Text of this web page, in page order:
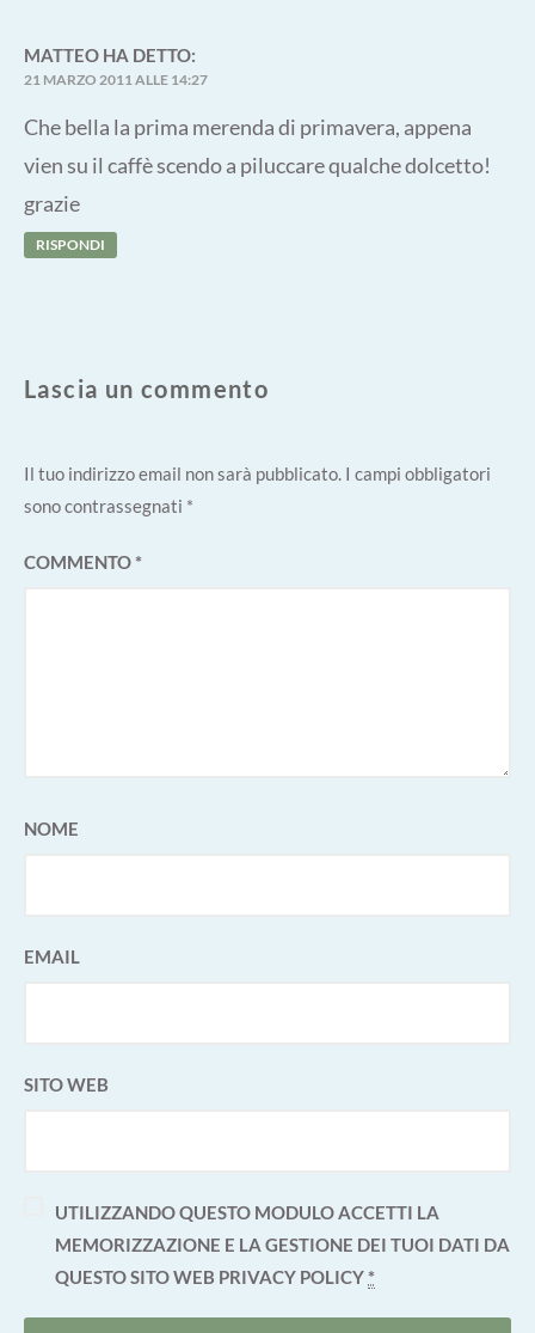
MATTEO HA DETTO:
21 MARZO 2011 ALLE 14:27
Che bella la prima merenda di primavera, appena
vien su il caffè scendo a piluccare qualche dolcetto!
grazie
RISPONDI
Lascia un commento
Il tuo indirizzo email non sarà pubblicato. I campi obbligatori
sono contrassegnati *
COMMENTO*
NOME
EMAIL
SITO WEB
UTILIZZANDO QUESTO MODULO ACCETTI LA
MEMORIZZAZIONE E LA GESTIONE DEI TUOI DATI DA
QUESTO SITO WEB PRIVACY POLICY*